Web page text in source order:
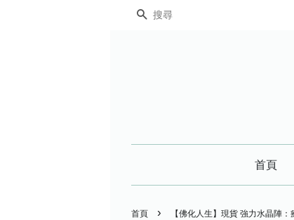
搜尋
首頁
首頁 › 【佛化人生】現貨 強力水晶陣